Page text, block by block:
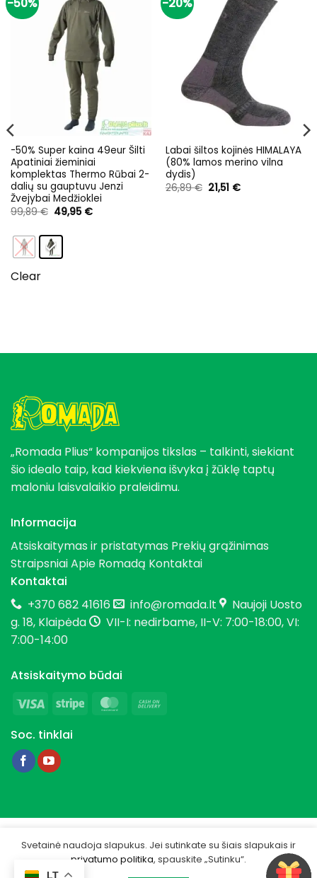
-50% Super kaina 49eur Šilti
Apatiniai žieminiai
komplektas Thermo Rūbai 2-
dalių su gauptuvu Jenzi
Žvejybai Medžioklei
99,89€ Original
price
99,89 €.
49,95 €Current
Clear
Labai šiltos kojinės HIMALAYA
(80% lamos merino vilna
dydis)
26,89€ Original
price
21,51 €Current
„Romada Plius“ kompanijos tikslas – talkinti, siekiant
šio idealo taip, kad kiekviena išvyka į žūklę taptų
maloniu laisvalaikio praleidimu.
Informacija
Atsiskaitymas ir pristatymas Prekių grąžinimas
StraipsniaiApie Romadą Kontaktai
Kontaktai
+370 682 41616
info@romada.lt
Naujoji Uosto
g. 18, Klaipėda
VII-I: nedirbame, II-V: 7:00-18:00, VI:
7:00-14:00
Atsiskaitymo būdai
Visa
Stripe MasterCard
Soc. tinklai
Copyright 2026 © Romada.lt
Privatumo politika
LT
Svetainė naudoja slapukus. Jei sutinkate su šiais slapukais ir
privatumo politika, spauskite „Sutinku“.